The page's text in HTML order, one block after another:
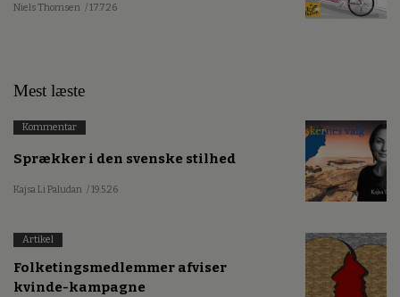
Niels Thomsen / 17.7.26
Mest læste
Kommentar
Sprækker i den svenske stilhed
Kajsa Li Paludan / 19.5.26
Artikel
Folketingsmedlemmer afviser
kvinde-kampagne